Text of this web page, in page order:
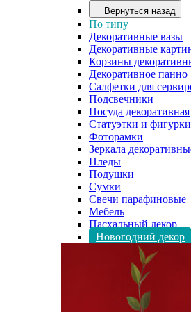
Вернуться назад
По типу
Декоративные вазы
Декоративные
Корзины
Декоративное панно
Салфетки для
Подсвечники
Посуда декоративная
Статуэтки и фигурки
Фоторамки
Зеркала
Пледы
Подушки
Сумки
Свечи парафиновые
Мебель
Пасхальный декор
Новогодний декор